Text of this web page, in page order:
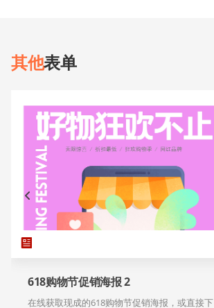
其他表单
618购物节促销海报 2
在线获取现成的618购物节促销海报，或直接下